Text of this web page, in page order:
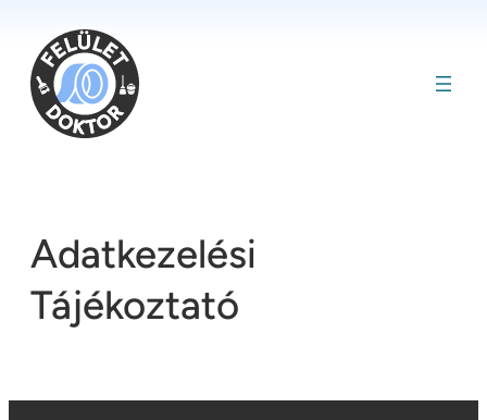
tartalomhoz
Adatkezelési
Tájékoztató